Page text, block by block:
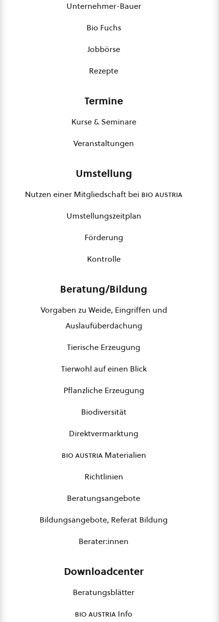
Unternehmer-Bauer
Bio Fuchs
Jobbörse
Rezepte
Termine
Kurse & Seminare
Veranstaltungen
Umstellung
Nutzen einer Mitgliedschaft bei bio austria
Umstellungszeitplan
Förderung
Kontrolle
Beratung/Bildung
Vorgaben zu Weide, Eingriffen und
Auslaufüberdachung
Tierische Erzeugung
Tierwohl auf einen Blick
Pflanzliche Erzeugung
Biodiversität
Direktvermarktung
bio austriaMaterialien
Richtlinien
Beratungsangebote
Bildungsangebote, Referat Bildung
Berater:innen
Downloadcenter
Beratungsblätter
bio austria Info